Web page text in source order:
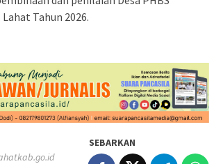
Tahun 2026.
SEBARKAN